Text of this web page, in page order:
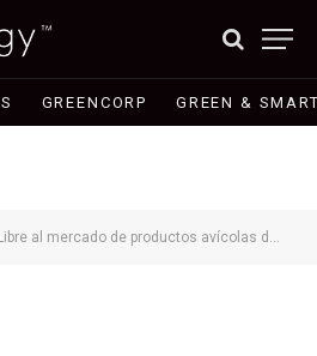
GREENCORP GREEN &
mercado de productos avícolas de libre pastoreo